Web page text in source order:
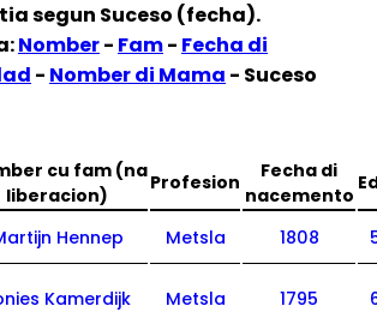
segun Suceso (fecha).
Nomber- Fam- Fecha di
- Nomber di Mama - Suceso
cu fam (na
liberacion)
Profesion
Fecha di
nacemento
Hennep Metsla 1808
Kamerdijk Metsla 1795